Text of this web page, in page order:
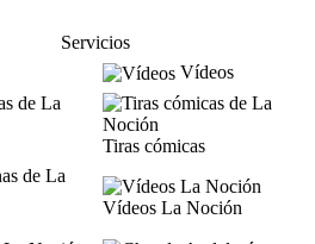
Servicios
Vídeos
Tiras cómicas
Vídeos La Noción